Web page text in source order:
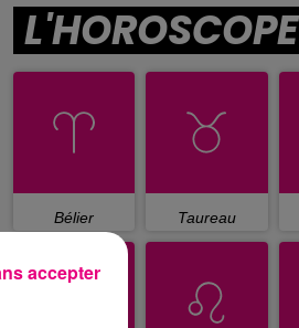
L'HOROSCOPE
Bélier Taureau
accepter